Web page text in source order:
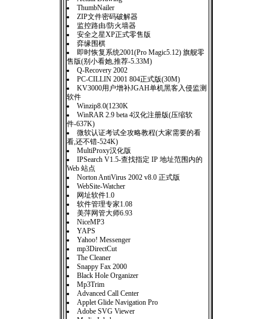
ThumbNailer
ZIP文件密码破解器
监控路由/防火墙器
安全之星XP正式零售版
弈缘围棋
即时恢复系统2001(Pro Magic5.12) 旗舰零
售版(别小看她,推荐-5.33M)
Q-Recovery 2002
PC-CILLIN 2001 804正式版(30M)
KV3000用户增补JGAH单机黑客入侵监测
软件
Winzip8.0(1230K
WinRAR 2.9 beta 4汉化注册版(压缩软
件-637K)
微软认证考试全攻略教程(大家需要的看
看,还不错-524K)
MultiProxy汉化版
IPSearch V1.5-查找指定 IP 地址范围内的
Web 站点
Norton AntiVirus 2002 v8.0 正式版
WebSite-Watcher
网址软件1.0
软件管理专家1.08
美萍网管大师6.93
NiceMP3
YAPS
Yahoo! Messenger
mp3DirectCut
The Cleaner
Snappy Fax 2000
Black Hole Organizer
Mp3Trim
Advanced Call Center
Applet Glide Navigation Pro
Adobe SVG Viewer